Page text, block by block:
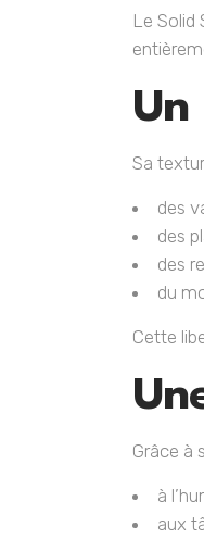
Le Solid
Sa
des
des
des
du
Cette
Grâce à
à
aux